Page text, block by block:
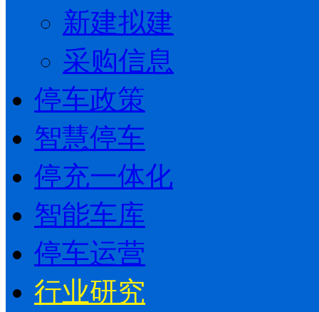
新建拟建
采购信息
停车政策
智慧停车
停充一体化
智能车库
停车运营
行业研究